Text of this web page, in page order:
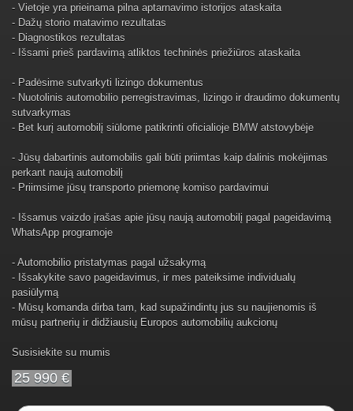
- Vietoje yra prieinama pilna aptarnavimo istorijos ataskaita
- Dažų storio matavimo rezultatas
- Diagnostikos rezultatas
- Išsami prieš pardavimą atliktos techninės priežiūros ataskaita
- Padėsime sutvarkyti lizingo dokumentus
- Nuotolinis automobilio perregistravimas, lizingo ir draudimo dokumentų
sutvarkymas
- Bet kurį automobilį siūlome patikrinti oficialioje BMW atstovybėje
- Jūsų dabartinis automobilis gali būti priimtas kaip dalinis mokėjimas
perkant naują automobilį
- Priimsime jūsų transporto priemonę komiso pardavimui
- Išsamus vaizdo įrašas apie jūsų naują automobilį pagal pageidavimą
WhatsApp programoje
- Automobilio pristatymas pagal užsakymą
- Išsakykite savo pageidavimus, ir mes pateiksime individualų
pasiūlymą
- Mūsų komanda dirba tam, kad supažindintų jus su naujienomis iš
mūsų partnerių ir didžiausių Europos automobilių aukcionų
Susisiekite su mumis
25 990 €